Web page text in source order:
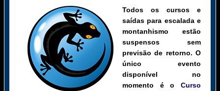
Todos os cursos e
saídas para escalada e
montanhismo estão
suspensos sem
previsão de retorno. O
único evento
disponível no
momento é o Curso